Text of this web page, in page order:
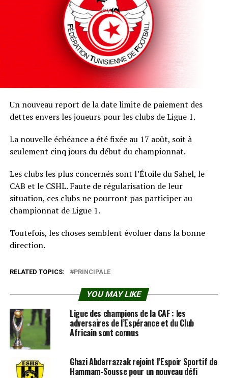
Un nouveau report de la date limite de paiement des
dettes envers les joueurs pour les clubs de Ligue 1.
La nouvelle échéance a été fixée au 17 août, soit à
seulement cinq jours du début du championnat.
Les clubs les plus concernés sont l’Étoile du Sahel, le
CAB et le CSHL. Faute de régularisation de leur
situation, ces clubs ne pourront pas participer au
championnat de Ligue 1.
Toutefois, les choses semblent évoluer dans la bonne
direction.
RELATED TOPICS: PRINCIPALE
YOU MAY LIKE
Ligue des champions de la CAF : les
adversaires de l’Espérance et du Club
Africain sont connus
Ghazi Abderrazzak rejoint l’Espoir Sportif de
Hammam-Sousse pour un nouveau défi